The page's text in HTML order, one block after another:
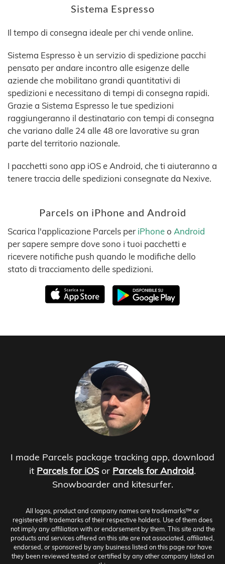
Sistema Espresso
Il tempo di consegna ideale per chi vende online.
Sistema Espresso è un servizio di spedizione pacchi
pensato per andare incontro alle esigenze delle
aziende che mobilitano grandi quantitativi di
spedizioni e necessitano di tempi di consegna rapidi.
Grazie a Sistema Espresso le tue spedizioni
raggiungeranno il destinatario con tempi di consegna
che variano dalle 24 alle 48 ore lavorative su gran
parte del territorio nazionale.
I pacchetti sono app iOS e Android, che ti aiuteranno a
tenere traccia delle spedizioni consegnate da Nexive.
Parcels on iPhone and Android
Scarica l'applicazione Parcels per iPhoneo Android
per sapere sempre dove sono i tuoi pacchetti e
ricevere notifiche push quando le modifiche dello
stato di tracciamento delle spedizioni.
I made Parcels package tracking app, download
it Parcels for iOS or Parcels for Android.
Snowboarder and kitesurfer.
All logos, product and company names are trademarks™ or
registered® trademarks of their respective holders. Use of them does
not imply any affiliation with or endorsement by them. This site and the
products and services offered on this site are not associated, affiliated,
endorsed, or sponsored by any business listed on this page nor have
they been reviewed tested or certified by any other company listed on